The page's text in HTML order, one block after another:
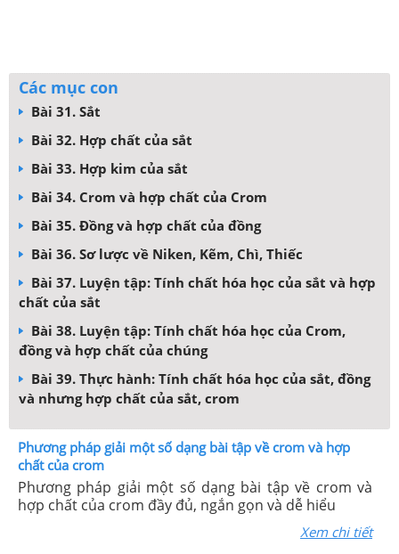
Các mục con
Bài 31. Sắt
Bài 32. Hợp chất của sắt
Bài 33. Hợp kim của sắt
Bài 34. Crom và hợp chất của Crom
Bài 35. Đồng và hợp chất của đồng
Bài 36. Sơ lược về Niken, Kẽm, Chì, Thiếc
Bài 37. Luyện tập: Tính chất hóa học của sắt và hợp
chất của sắt
Bài 38. Luyện tập: Tính chất hóa học của Crom,
đồng và hợp chất của chúng
Bài 39. Thực hành: Tính chất hóa học của sắt, đồng
và nhưng hợp chất của sắt, crom
Phương pháp giải một số dạng bài tập về crom và hợp
chất của crom
Phương pháp giải một số dạng bài tập về crom và
hợp chất của crom đầy đủ, ngắn gọn và dễ hiểu
Xem chi tiết